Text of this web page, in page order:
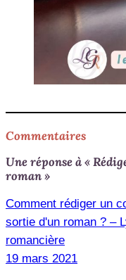
Commentaires
Une réponse à «
roman »
Comment rédiger un
sortie d'un roman ? –
romancière
19 mars 2021